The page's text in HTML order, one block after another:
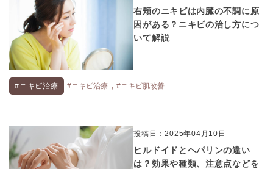
右頬のニキビは内臓の不調に原
因がある？ニキビの治し方につ
いて解説
#ニキビ治療 #ニキビ治療 , #ニキビ肌改善
投稿日：2025年04月10日
ヒルドイドとヘパリンの違い
は？効果や種類、注意点などを